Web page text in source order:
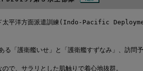
太平洋方面派遣訓練(Indo-Pacific
る「護衛艦いせ」と「護衛艦すずなみ」、訪問
ので、サラリとした肌触りで着心地抜群。